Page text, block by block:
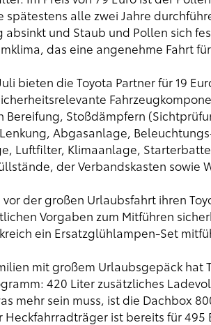
spätestens alle zwei Jahre
absinkt und Staub und Pollen sich
das eine angenehme Fahrt
bieten die Toyota Partner für 19
Bereifung, Stoßdämpfern
Abgasanlage,
Luftfilter, Klimaanlage,
der Verbandskasten sowie
vor der großen Urlaubsfahrt ihren
Vorgaben zum Mitführen
ein Ersatzglühlampen-Set
mit großem Urlaubsgepäck
420 Liter zusätzliches
mehr sein muss, ist die Dachbox
Heckfahrradträger ist bereits für 495